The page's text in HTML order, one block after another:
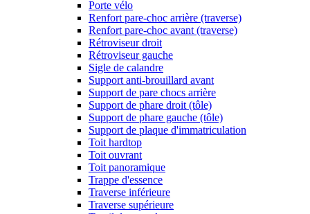
Porte vélo
Renfort pare-choc arrière (traverse)
Renfort pare-choc avant (traverse)
Rétroviseur droit
Rétroviseur gauche
Sigle de calandre
Support anti-brouillard avant
Support de pare chocs arrière
Support de phare droit (tôle)
Support de phare gauche (tôle)
Support de plaque d'immatriculation
Toit hardtop
Toit ouvrant
Toit panoramique
Trappe d'essence
Traverse inférieure
Traverse supérieure